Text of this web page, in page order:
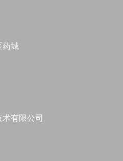
药城
有限公司